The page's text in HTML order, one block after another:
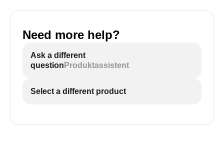
Need more help?
Ask a different
question Produktassistent
Select a different product